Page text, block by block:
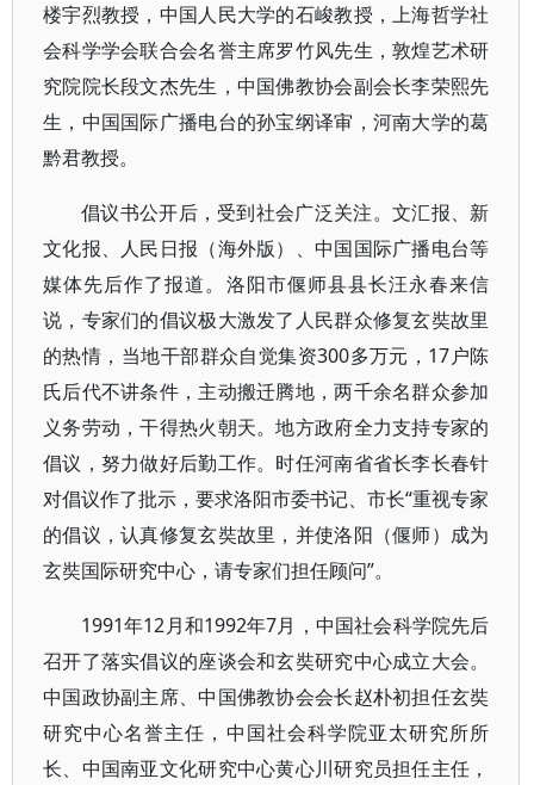
楼宇烈教授，中国人民大学的石峻教授，上海哲学社
会科学学会联合会名誉主席罗竹风先生，敦煌艺术研
究院院长段文杰先生，中国佛教协会副会长李荣熙先
生，中国国际广播电台的孙宝纲译审，河南大学的葛
黔君教授。
倡议书公开后，受到社会广泛关注。文汇报、新
文化报、人民日报（海外版）、中国国际广播电台等
媒体先后作了报道。洛阳市偃师县县长汪永春来信
说，专家们的倡议极大激发了人民群众修复玄奘故里
的热情，当地干部群众自觉集资300多万元，17户陈
氏后代不讲条件，主动搬迁腾地，两千余名群众参加
义务劳动，干得热火朝天。地方政府全力支持专家的
倡议，努力做好后勤工作。时任河南省省长李长春针
对倡议作了批示，要求洛阳市委书记、市长“重视专家
的倡议，认真修复玄奘故里，并使洛阳（偃师）成为
玄奘国际研究中心，请专家们担任顾问”。
1991年12月和1992年7月，中国社会科学院先后
召开了落实倡议的座谈会和玄奘研究中心成立大会。
中国政协副主席、中国佛教协会会长赵朴初担任玄奘
研究中心名誉主任，中国社会科学院亚太研究所所
长、中国南亚文化研究中心黄心川研究员担任主任，